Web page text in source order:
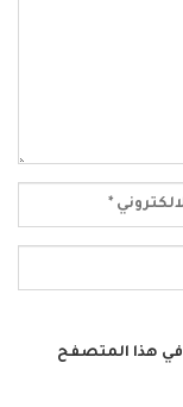
في هذا المتصفح